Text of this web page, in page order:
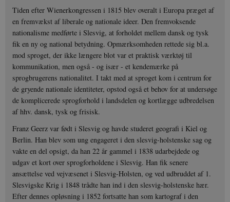
Tiden efter Wienerkongressen i 1815 blev overalt i Europa præget af
en fremvækst af liberale og nationale ideer. Den fremvoksende
nationalisme medførte i Slesvig, at forholdet mellem dansk og tysk
fik en ny og national betydning. Opmærksomheden rettede sig bl.a.
mod sproget, der ikke længere blot var et praktisk værktøj til
kommunikation, men også - og især - et kendemærke på
sprogbrugerens nationalitet. I takt med at sproget kom i centrum for
de gryende nationale identiteter, opstod også et behov for at undersøge
de komplicerede sprogforhold i landsdelen og kortlægge udbredelsen
af hhv. dansk, tysk og frisisk.
Franz Geerz var født i Slesvig og havde studeret geografi i Kiel og
Berlin. Han blev som ung engageret i den slesvig-holstenske sag og
vakte en del opsigt, da han 22 år gammel i 1838 udarbejdede og
udgav et kort over sprogforholdene i Slesvig. Han fik senere
ansættelse ved vejvæsenet i Slesvig-Holsten, og ved udbruddet af 1.
Slesvigske Krig i 1848 trådte han ind i den slesvig-holstenske hær.
Efter dennes opløsning i 1852 fortsatte han som kartograf i den